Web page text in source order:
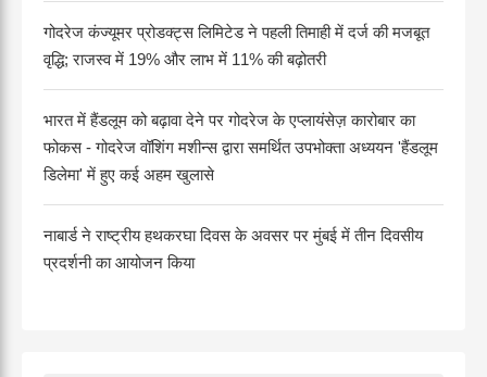
गोदरेज कंज्यूमर प्रोडक्ट्स लिमिटेड ने पहली तिमाही में दर्ज की मजबूत
वृद्धि; राजस्व में 19% और लाभ में 11% की बढ़ोतरी
भारत में हैंडलूम को बढ़ावा देने पर गोदरेज के एप्लायंसेज़ कारोबार का
फोकस - गोदरेज वॉशिंग मशीन्स द्वारा समर्थित उपभोक्ता अध्ययन 'हैंडलूम
डिलेमा' में हुए कई अहम खुलासे
नाबार्ड ने राष्ट्रीय हथकरघा दिवस के अवसर पर मुंबई में तीन दिवसीय
प्रदर्शनी का आयोजन किया